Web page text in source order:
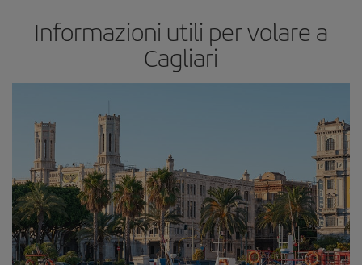
Informazioni utili per volare a
Cagliari